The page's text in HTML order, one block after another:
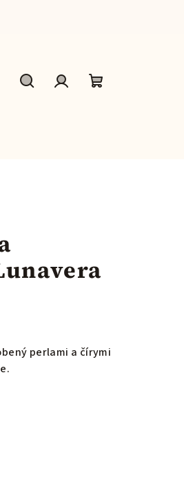
perlami a čírymi